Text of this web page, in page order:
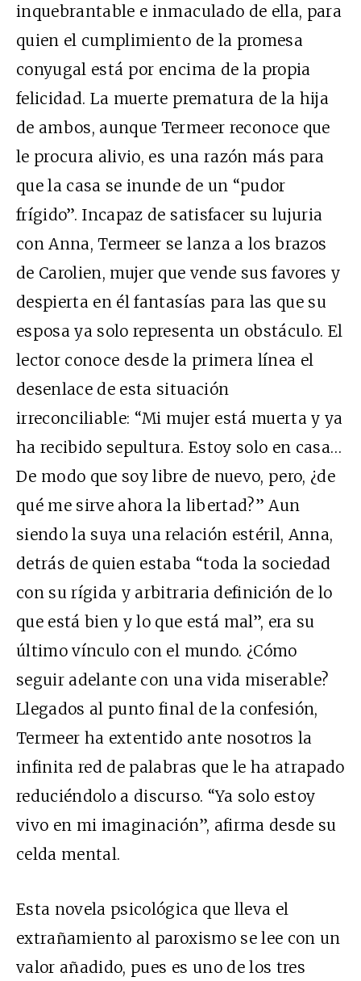
inquebrantable e inmaculado de ella, para
quien el cumplimiento de la promesa
conyugal está por encima de la propia
felicidad. La muerte prematura de la hija
de ambos, aunque Termeer reconoce que
le procura alivio, es una razón más para
que la casa se inunde de un “pudor
frígido”. Incapaz de satisfacer su lujuria
con Anna, Termeer se lanza a los brazos
de Carolien, mujer que vende sus favores y
despierta en él fantasías para las que su
esposa ya solo representa un obstáculo. El
lector conoce desde la primera línea el
desenlace de esta situación
irreconciliable: “Mi mujer está muerta y ya
ha recibido sepultura. Estoy solo en casa…
De modo que soy libre de nuevo, pero, ¿de
qué me sirve ahora la libertad?” Aun
siendo la suya una relación estéril, Anna,
detrás de quien estaba “toda la sociedad
con su rígida y arbitraria definición de lo
que está bien y lo que está mal”, era su
último vínculo con el mundo. ¿Cómo
seguir adelante con una vida miserable?
Llegados al punto final de la confesión,
Termeer ha extentido ante nosotros la
infinita red de palabras que le ha atrapado
reduciéndolo a discurso. “Ya solo estoy
vivo en mi imaginación”, afirma desde su
celda mental.
Esta novela psicológica que lleva el
extrañamiento al paroxismo se lee con un
valor añadido, pues es uno de los tres